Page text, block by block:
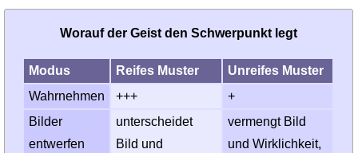
Worauf der Geist den Schwerpunkt legt
Modus Reifes Muster
Unreifes Muster
Wahrnehmen
+++
+
Bilder
entwerfen
unterscheidet
Bild und
vermengt Bild
und Wirklichkeit,